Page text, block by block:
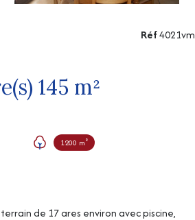
Maison 7 pièce(s) 5 chambre(s) 145 m²
1200 m²
Réf4021vm
de 17 ares environ avec piscine,